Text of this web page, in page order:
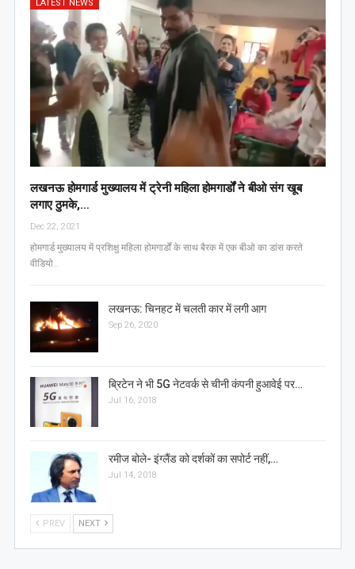
LATEST NEWS
लखनऊ होमगार्ड मुख्यालय में ट्रेनी महिला होमगार्डों ने बीओ संग खूब
लगाए ठुमके,…
Dec 22, 2021
होमगार्ड मुख्यालय में प्रशिक्षु महिला होमगार्डों के साथ बैरक में एक बीओ का डांस करते
वीडियो…
लखनऊ: चिनहट में चलती कार में लगी आग
Sep 26, 2020
ब्रिटेन ने भी 5G नेटवर्क से चीनी कंपनी हुआवेई पर…
Jul 16, 2018
रमीज बोले- इंग्लैंड को दर्शकों का सपोर्ट नहीं,…
Jul 14, 2018
PREV NEXT